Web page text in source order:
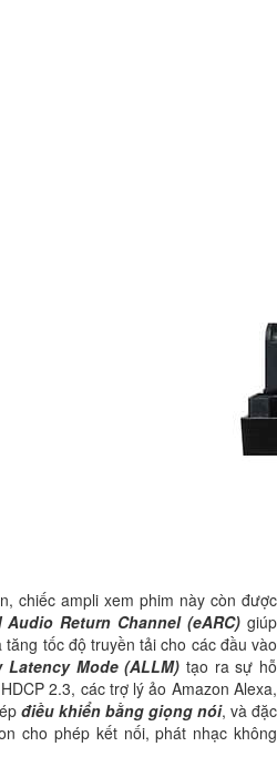
chiếc ampli xem phim này còn được
Audio Return Channel (eARC) giúp
tốc độ truyền tải cho các đầu vào
Latency Mode (ALLM) tạo ra sự hỗ
2.3, các trợ lý ảo Amazon Alexa,
điều khiển bằng giọng nói, và đặc
cho phép kết nối, phát nhạc không